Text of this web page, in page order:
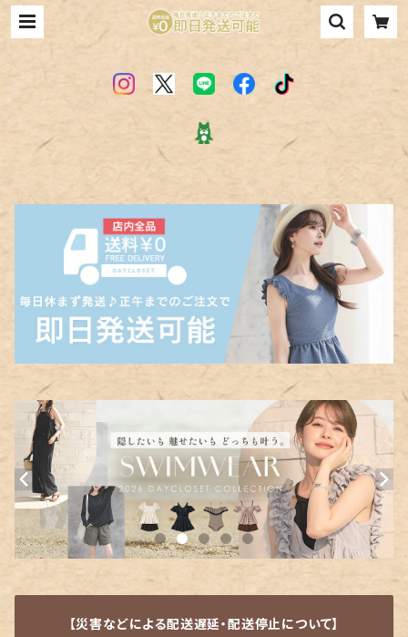
【災害などによる配送遅延・配送停止について】